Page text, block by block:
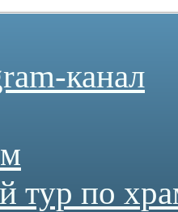
канал
тур по